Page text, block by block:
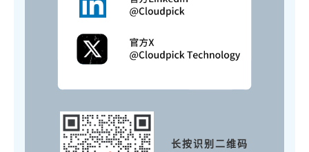
长按识别二维码